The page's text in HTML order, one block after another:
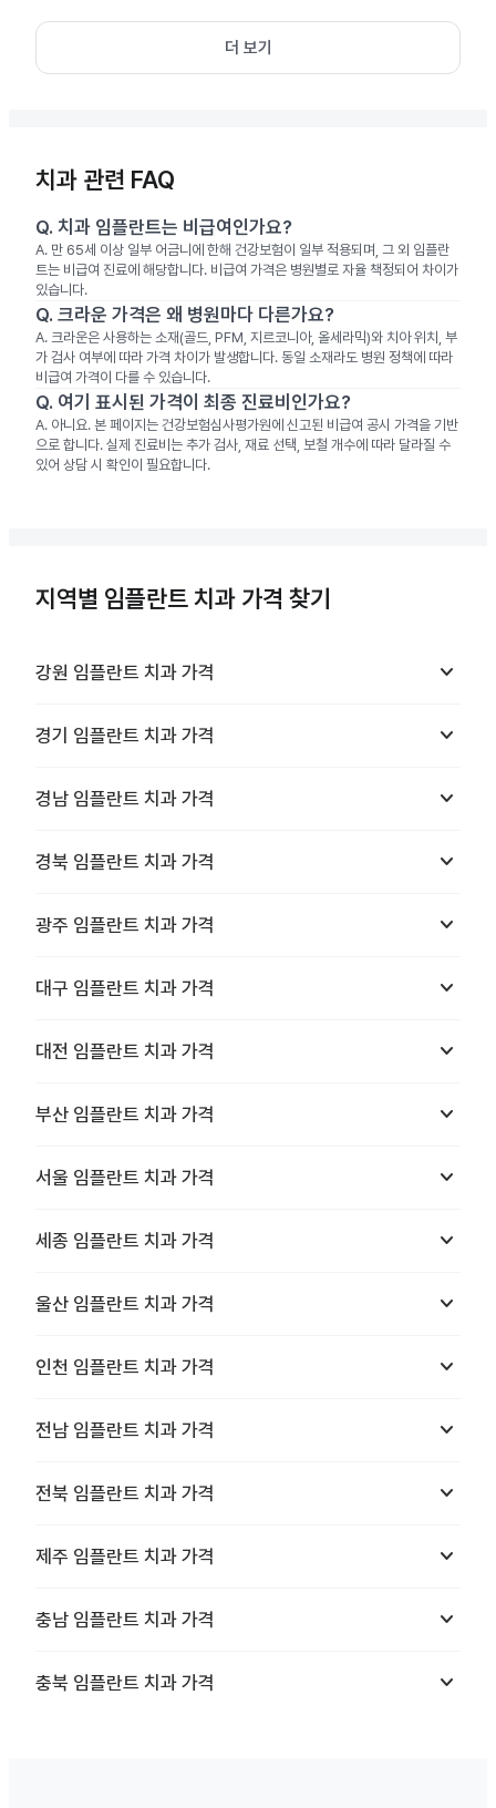
더 보기
치과 관련 FAQ
Q. 치과 임플란트는 비급여인가요?
A. 만 65세 이상 일부 어금니에 한해 건강보험이 일부 적용되며, 그 외 임플란
트는 비급여 진료에 해당합니다. 비급여 가격은 병원별로 자율 책정되어 차이가
있습니다.
Q. 크라운 가격은 왜 병원마다 다른가요?
A. 크라운은 사용하는 소재(골드, PFM, 지르코니아, 올세라믹)와 치아 위치, 부
가 검사 여부에 따라 가격 차이가 발생합니다. 동일 소재라도 병원 정책에 따라
비급여 가격이 다를 수 있습니다.
Q. 여기 표시된 가격이 최종 진료비인가요?
A. 아니요. 본 페이지는 건강보험심사평가원에 신고된 비급여 공시 가격을 기반
으로 합니다. 실제 진료비는 추가 검사, 재료 선택, 보철 개수에 따라 달라질 수
있어 상담 시 확인이 필요합니다.
지역별 임플란트 치과 가격 찾기
강원 임플란트 치과 가격 keyboard_arrow_down
경기 임플란트 치과 가격 keyboard_arrow_down
경남 임플란트 치과 가격 keyboard_arrow_down
경북 임플란트 치과 가격 keyboard_arrow_down
광주 임플란트 치과 가격 keyboard_arrow_down
대구 임플란트 치과 가격 keyboard_arrow_down
대전 임플란트 치과 가격 keyboard_arrow_down
부산 임플란트 치과 가격 keyboard_arrow_down
서울 임플란트 치과 가격 keyboard_arrow_down
세종 임플란트 치과 가격 keyboard_arrow_down
울산 임플란트 치과 가격 keyboard_arrow_down
인천 임플란트 치과 가격 keyboard_arrow_down
전남 임플란트 치과 가격 keyboard_arrow_down
전북 임플란트 치과 가격 keyboard_arrow_down
제주 임플란트 치과 가격 keyboard_arrow_down
충남 임플란트 치과 가격 keyboard_arrow_down
충북 임플란트 치과 가격 keyboard_arrow_down